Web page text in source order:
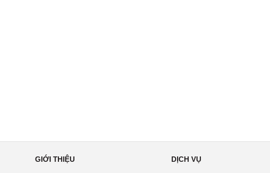
GIỚI THIỆU DỊCH VỤ